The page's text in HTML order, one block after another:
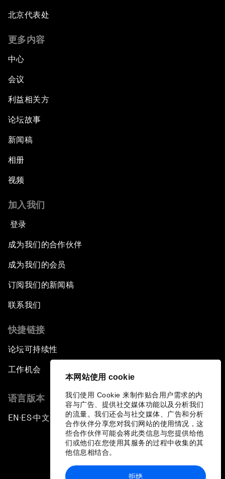
本网站使用 cookie
我们使用 Cookie 来制作贴合用户需求的内
容与广告、提供社交媒体功能以及分析我们
的流量。我们还会与社交媒体、广告和分析
合作伙伴分享您对我们网站的使用情况，这
些合作伙伴可能会将此类信息与您提供给他
们或他们在您使用其服务的过程中收集的其
他信息相结合。
拒绝
北京代表处
更多内容
中心
会议
利益相关方
论坛故事
新闻稿
相册
视频
加入我们
登录
成为我们的合作伙伴
成为我们的会员
订阅我们的新闻稿
联系我们
快捷链接
论坛可持续性
工作机会
语言版本
EN ▪ES▪中文▪ 日本語